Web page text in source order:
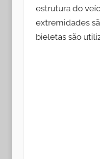
estrutura do
extremidades
bieletas são